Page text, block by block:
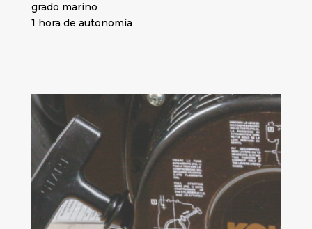
grado marino
1 hora de autonomía